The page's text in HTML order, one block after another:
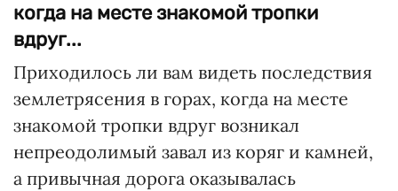
когда на месте знакомой тропки
вдруг...
Приходилось ли вам видеть последствия
землетрясения в горах, когда на месте
знакомой тропки вдруг возникал
непреодолимый завал из коряг и камней,
а привычная дорога оказывалась